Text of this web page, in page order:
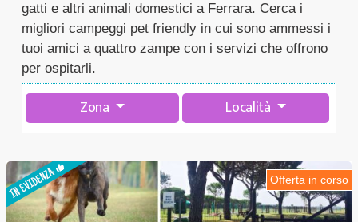
gatti e altri animali domestici a Ferrara. Cerca i
migliori campeggi pet friendly in cui sono ammessi i
tuoi amici a quattro zampe con i servizi che offrono
per ospitarli.
Zona Località
Offerta in corso